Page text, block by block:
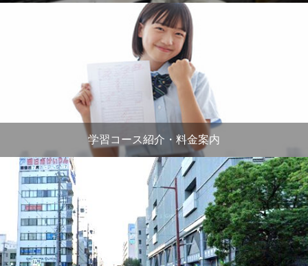
学習コース紹介・料金案内